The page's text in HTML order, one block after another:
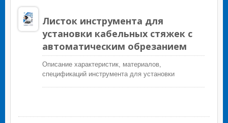
Листок инструмента для
установки кабельных стяжек с
автоматическим обрезанием
Описание характеристик, материалов,
спецификаций инструмента для установки